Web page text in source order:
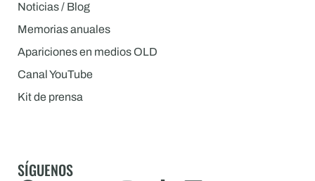
Noticias / Blog
Memorias anuales
Apariciones en medios OLD
Canal YouTube
Kit de prensa
SÍGUENOS